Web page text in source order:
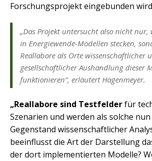
Forschungsprojekt eingebunden
„Das Projekt untersucht also nicht nur,
in Energiewende-Modellen stecken,
Reallabore als Orte wissenschaftlicher
gesellschaftlicher Aushandlung dieser
funktionieren“, erläutert Hagenmeyer.
„Reallabore sind Testfelderfür
Szenarien und werden als solche
Gegenstand wissenschaftlicher
beeinflusst die Art der Darstellung
der dort implementierten Modelle?